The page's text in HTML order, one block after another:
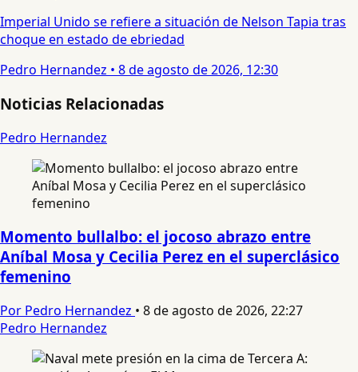
Imperial Unido se refiere a situación de Nelson Tapia tras
choque en estado de ebriedad
Pedro Hernandez • 8 de agosto de 2026, 12:30
Noticias Relacionadas
Pedro Hernandez
Momento bullalbo: el jocoso abrazo entre
Aníbal Mosa y Cecilia Perez en el superclásico
femenino
Por Pedro Hernandez • 8 de agosto de 2026, 22:27
Pedro Hernandez